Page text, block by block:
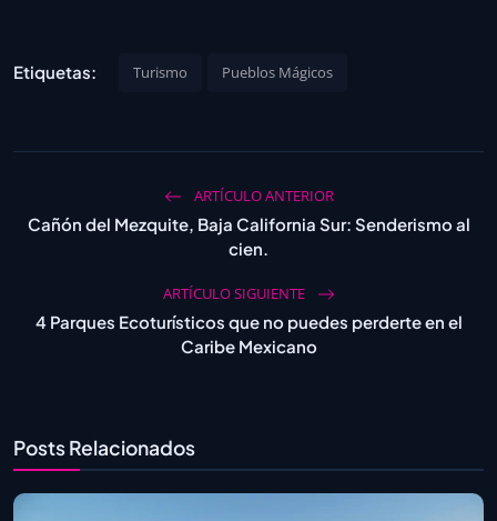
Etiquetas: Turismo Pueblos Mágicos
ARTÍCULO ANTERIOR
Cañón del Mezquite, Baja California Sur: Senderismo al
cien.
ARTÍCULO SIGUIENTE
4 Parques Ecoturísticos que no puedes perderte en el
Caribe Mexicano
Posts Relacionados